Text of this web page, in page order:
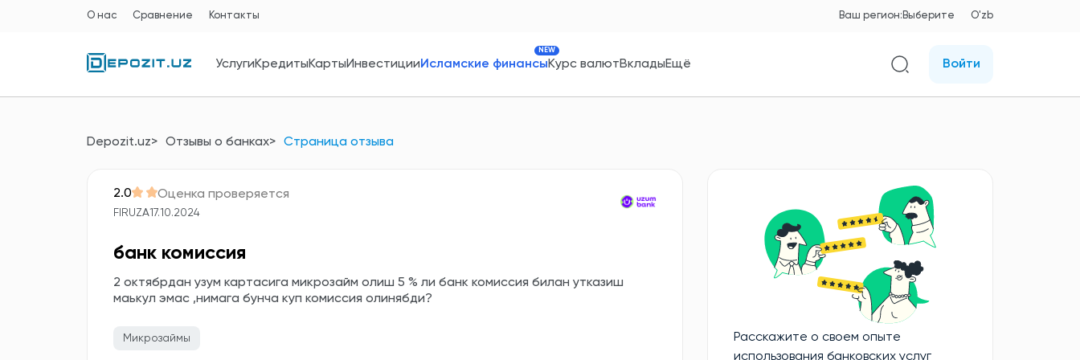
О нас Сравнение Контакты Ваш регион: Выберите O'zb
УслугиКредитыКартыИнвестицииИсламские финансы
NEW
Курс валютВкладыЕщё Войти
Depozit.uz Отзывы о банках Страница отзыва
2.0 Оценка проверяется
FIRUZA17.10.2024
банк комиссия
2 октябрдан узум картасига микрозайм олиш 5 % ли банк комиссия билан утказиш
маькул эмас ,нимага бунча куп комиссия олинябди?
Микрозаймы
Расскажите о своем опыте
использования банковских услуг